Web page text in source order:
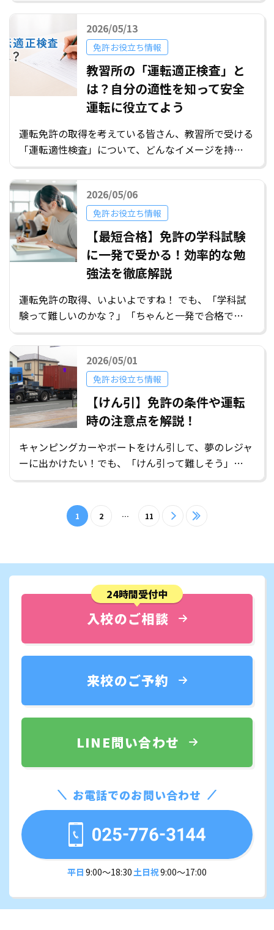
2026/05/13
免許お役立ち情報
教習所の「運転適正検査」と
は？自分の適性を知って安全
運転に役立てよう
運転免許の取得を考えている皆さん、教習所で受ける
「運転適性検査」について、どんなイメージを持…
2026/05/06
免許お役立ち情報
【最短合格】免許の学科試験
に一発で受かる！効率的な勉
強法を徹底解説
運転免許の取得、いよいよですね！ でも、「学科試
験って難しいのかな？」「ちゃんと一発で合格で…
2026/05/01
免許お役立ち情報
【けん引】免許の条件や運転
時の注意点を解説！
キャンピングカーやボートをけん引して、夢のレジャ
ーに出かけたい！でも、「けん引って難しそう」…
1 2 … 11 > ≫
24時間受付中
入校のご相談
来校のご予約
LINE問い合わせ
お電話でのお問い合わせ
平日 9:00〜18:30 土日祝9:00〜17:00